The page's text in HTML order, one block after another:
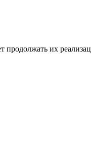
продолжать их